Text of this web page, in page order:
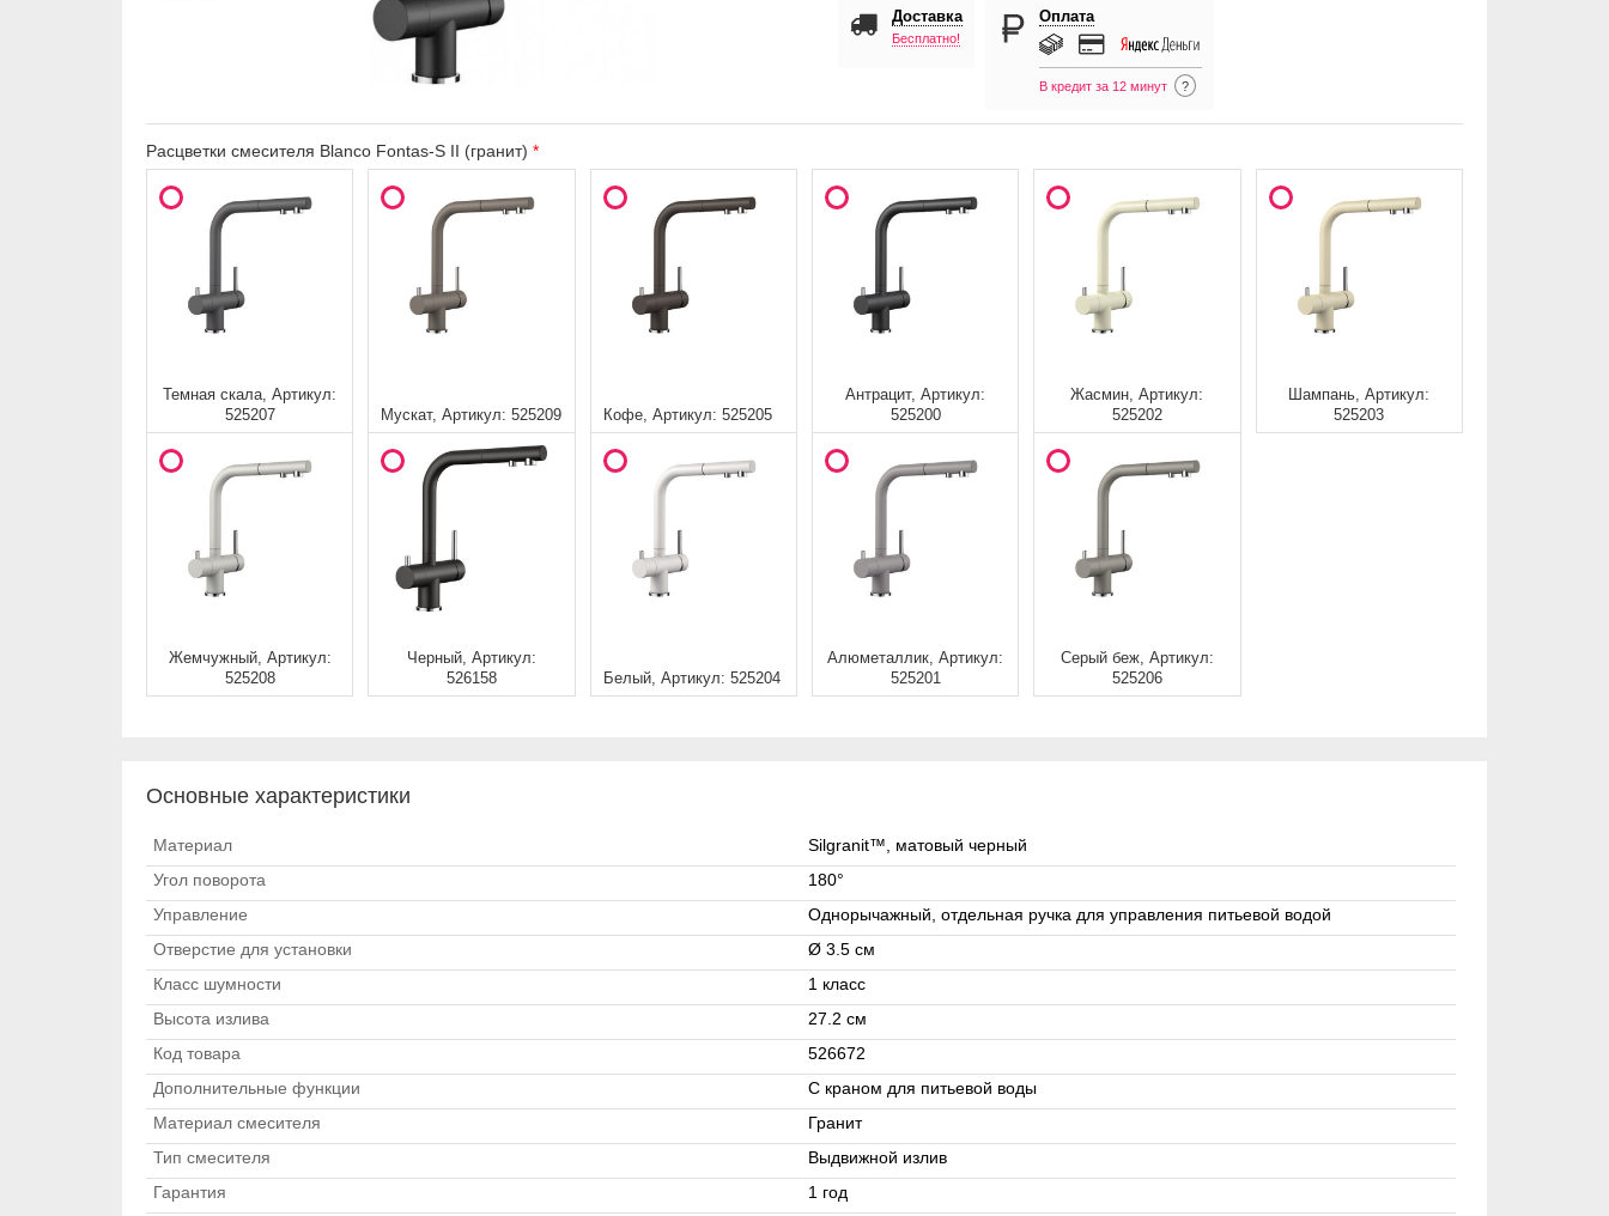
Доставка
Бесплатно!
Оплата
В кредит за 12 минут ?
Расцветки смесителя Blanco Fontas-S II (гранит)
Темная скала, Артикул:
525207
Мускат, Артикул: 525209 Кофе, Артикул: 525205
Антрацит, Артикул:
525200
Жасмин, Артикул:
525202
Шампань, Артикул:
525203
Жемчужный, Артикул:
525208
Черный, Артикул:
526158
Белый, Артикул: 525204
Алюметаллик, Артикул:
525201
Серый беж, Артикул:
525206
Основные характеристики
Материал
Silgranit™, матовый черный
Угол поворота
180°
Управление
Однорычажный, отдельная ручка для управления питьевой водой
Отверстие для установки
Ø 3.5 см
Класс шумности
1 класс
Высота излива
27.2 см
Код товара
526672
Дополнительные функции
С краном для питьевой воды
Материал смесителя
Гранит
Тип смесителя
Выдвижной излив
Гарантия
1 год